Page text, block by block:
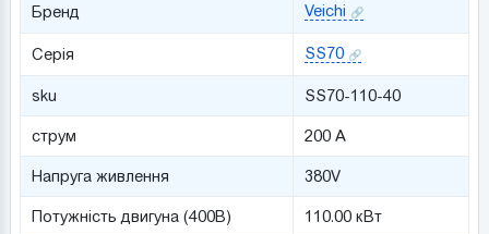
Бренд Veichi
Серія SS70
sku SS70-110-40
струм 200 А
Напруга живлення 380V
Потужність двигуна (400В) 110.00 кВт